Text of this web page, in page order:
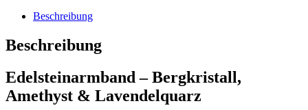
Beschreibung
Beschreibung
Edelsteinarmband – Bergkristall,
Amethyst & Lavendelquarz